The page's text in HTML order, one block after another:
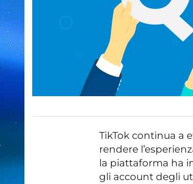
TikTok continua a
rendere
la piattaforma ha
gli account degli